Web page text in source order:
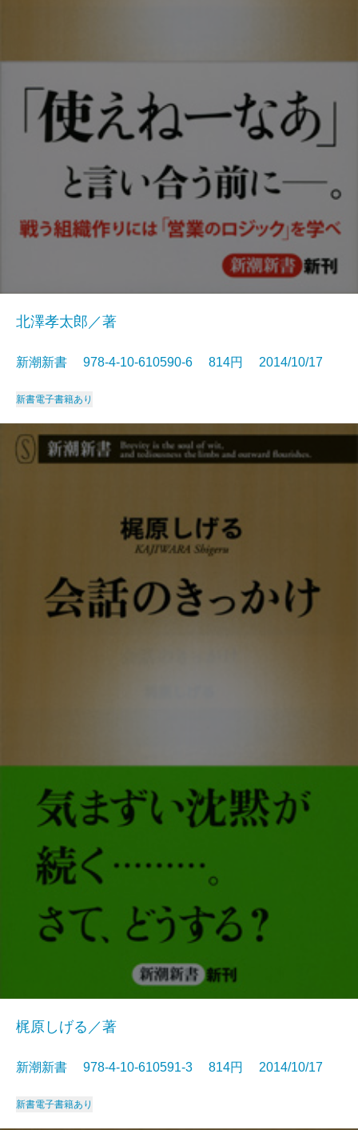
北澤孝太郎／著
新潮新書 978-4-10-610590-6 814円 2014/10/17
新書電子書籍あり
梶原しげる／著
新潮新書 978-4-10-610591-3 814円 2014/10/17
新書電子書籍あり